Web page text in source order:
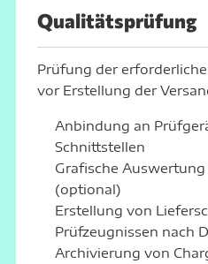
Qualitätsprüfung
Prüfung der
vor Erstellung der
Anbindung an
Schnittstellen
Grafische Auswertung
(optional)
Erstellung von
Prüfzeugnissen nach
Archivierung von